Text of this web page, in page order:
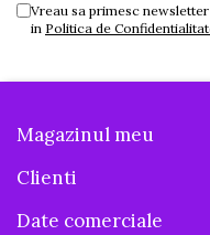
Vreau sa primesc
in Politica de
Magazinul meu
Clienti
Date comerciale